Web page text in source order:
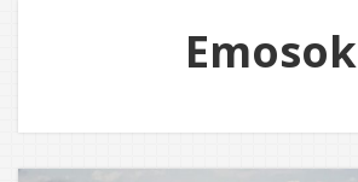
Emosok